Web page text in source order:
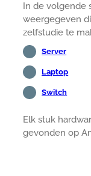
In de volgende
weergegeven
zelfstudie te
Server
Laptop
Switch
Elk stuk
gevonden op